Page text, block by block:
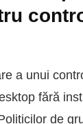
a unui
fără
de